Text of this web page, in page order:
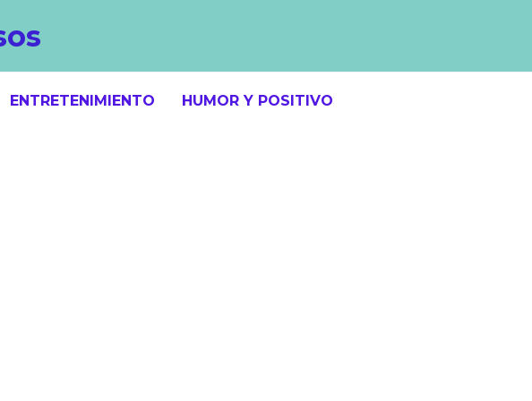
ENTRETENIMIENTO HUMOR Y POSITIVO